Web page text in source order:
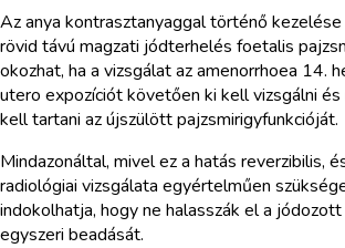
Az anya kontrasztanyaggal történő
rövid távú magzati jódterhelés foetalis
okozhat, ha a vizsgálat az amenorrhoea 14.
utero expozíciót követően ki kell vizsgálni
kell tartani az újszülött pajzsmirigyfunkcióját.
Mindazonáltal, mivel ez a hatás reverzibilis,
radiológiai vizsgálata egyértelműen
indokolhatja, hogy ne halasszák el a
egyszeri beadását.